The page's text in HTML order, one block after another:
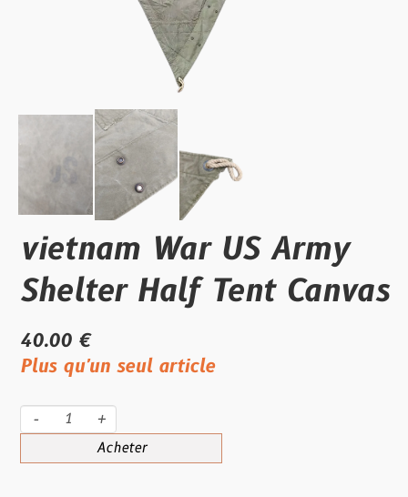
vietnam War US Army
Shelter Half Tent Canvas
40.00 €
Plus qu'un seul article
- +
Acheter